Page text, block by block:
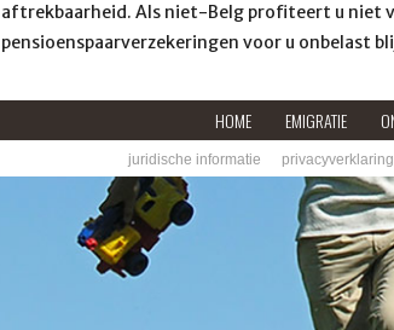
aftrekbaarheid. Als niet-Belg profiteert u niet
pensioenspaarverzekeringen voor u onbelast
HOME EMIGRATIE
juridische informatie privacyverklaring